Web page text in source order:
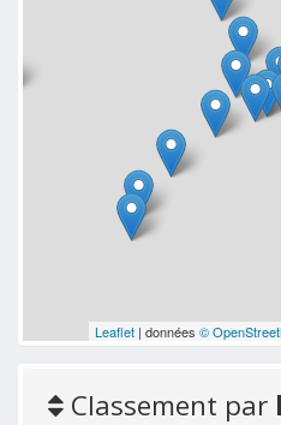
Leaflet| données ©
Classement par